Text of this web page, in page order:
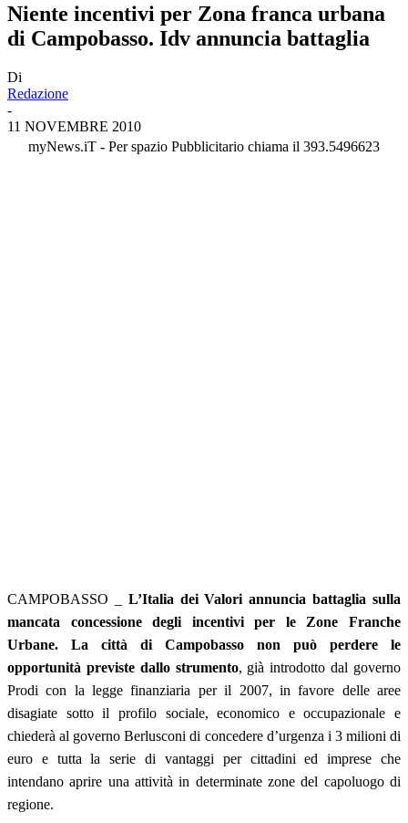
Niente incentivi per Zona franca urbana
di Campobasso. Idv annuncia battaglia
Di
Redazione
-
11 NOVEMBRE 2010
myNews.iT - Per spazio Pubblicitario chiama il 393.5496623
CAMPOBASSO _ L’Italia dei Valori annuncia battaglia sulla
mancata concessione degli incentivi per le Zone Franche
Urbane. La città di Campobasso non può perdere le
opportunità previste dallo strumento, già introdotto dal governo
Prodi con la legge finanziaria per il 2007, in favore delle aree
disagiate sotto il profilo sociale, economico e occupazionale e
chiederà al governo Berlusconi di concedere d’urgenza i 3 milioni di
euro e tutta la serie di vantaggi per cittadini ed imprese che
intendano aprire una attività in determinate zone del capoluogo di
regione.